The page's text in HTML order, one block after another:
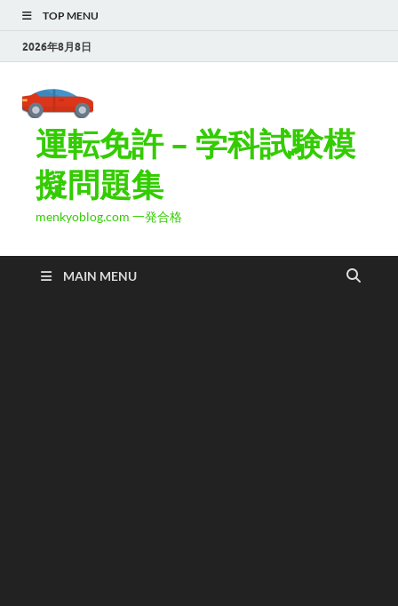
TOP MENU
2026年8月8日
運転免許 – 学科試験模
擬問題集
menkyoblog.com 一発合格
MAIN MENU